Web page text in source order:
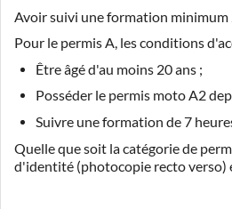
Avoir suivi une formation minimum
Pour le permis A, les conditions
Être âgé d'au moins 20 ans ;
Posséder le permis moto A2
Suivre une formation de 7
Quelle que soit la catégorie de
d'identité (photocopie recto verso)